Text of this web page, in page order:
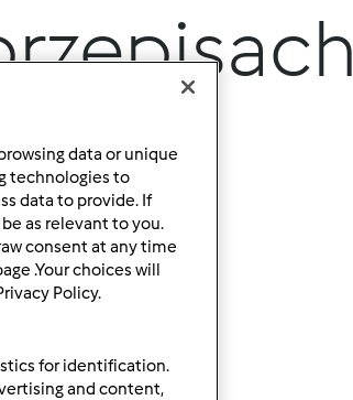
data or unique
technologies to
data to provide. If
as relevant to you.
consent at any time
.Your choices will
Policy.
for identification.
and content,